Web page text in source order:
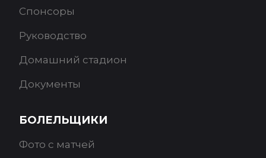
Спонсоры
Руководство
Домашний стадион
Документы
БОЛЕЛЬЩИКИ
Фото с матчей